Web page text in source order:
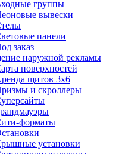
группы
вывески
панели
заказ
наружной рекламы
поверхностей
щитов 3х6
и скроллеры
форматы
установки